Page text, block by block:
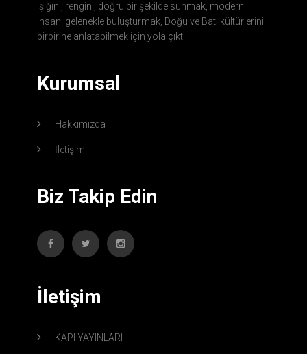
ışığını, rengini, doğru bir şekilde sunmak, modern
insanı gelenekle buluşturmak, Doğu ve Batı kültürlerini
birbirine anlatabilmek için yola çıktı.
Kurumsal
Hakkımızda
İletişim
Biz Takip Edin
İletişim
KAPI YAYINLARI